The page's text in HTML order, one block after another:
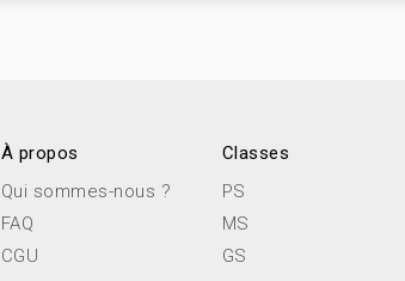
À propos
Qui sommes-nous ?
FAQ
CGU
Classes
PS
MS
GS